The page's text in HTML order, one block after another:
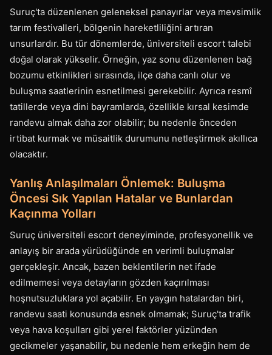
Suruç'ta düzenlenen geleneksel panayırlar veya mevsimlik
tarım festivalleri, bölgenin hareketliliğini artıran
unsurlardır. Bu tür dönemlerde, üniversiteli escort talebi
doğal olarak yükselir. Örneğin, yaz sonu düzenlenen bağ
bozumu etkinlikleri sırasında, ilçe daha canlı olur ve
buluşma saatlerinin esnetilmesi gerekebilir. Ayrıca resmî
tatillerde veya dini bayramlarda, özellikle kırsal kesimde
randevu almak daha zor olabilir; bu nedenle önceden
irtibat kurmak ve müsaitlik durumunu netleştirmek akıllıca
olacaktır.
Yanlış Anlaşılmaları Önlemek: Buluşma
Öncesi Sık Yapılan Hatalar ve Bunlardan
Kaçınma Yolları
Suruç üniversiteli escort deneyiminde, profesyonellik ve
anlayış bir arada yürüdüğünde en verimli buluşmalar
gerçekleşir. Ancak, bazen beklentilerin net ifade
edilmemesi veya detayların gözden kaçırılması
hoşnutsuzluklara yol açabilir. En yaygın hatalardan biri,
randevu saati konusunda esnek olmamak; Suruç'ta trafik
veya hava koşulları gibi yerel faktörler yüzünden
gecikmeler yaşanabilir, bu nedenle hem erkeğin hem de